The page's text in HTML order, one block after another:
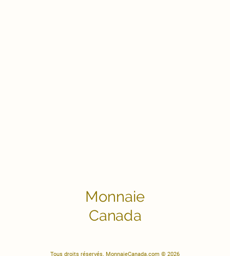
Monnaie
Canada
Tous droits réservés. MonnaieCanada.com © 2026